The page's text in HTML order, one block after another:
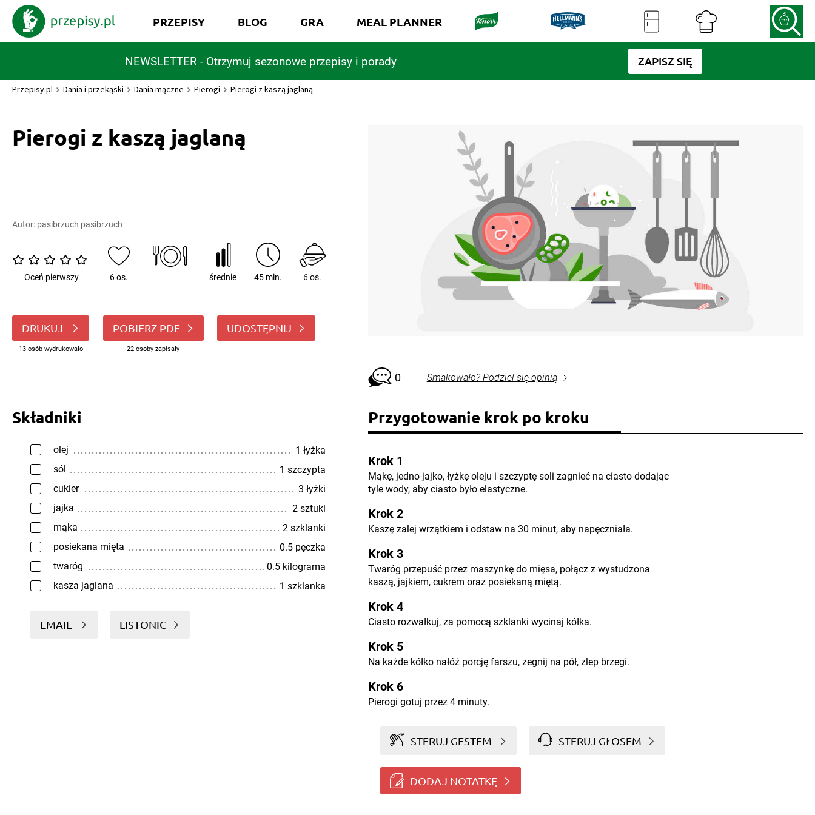
NEWSLETTER - Otrzymuj sezonowe przepisy i porady ZAPISZ SIĘ
PRZEPISY BLOG GRA MEAL PLANNER
Przepisy.pl Dania i przekąski Dania mączne Pierogi Pierogi z kaszą jaglaną
Pierogi z kaszą jaglaną
Autor: pasibrzuch pasibrzuch
Oceń pierwszy 6 os. średnie 45 min. 6 os.
DRUKUJ
13 osób wydrukowało
POBIERZ PDF
22 osoby zapisały
UDOSTĘPNIJ
0 Smakowało? Podziel się opinią
Składniki
olej
1 łyżka
sól
1 szczypta
cukier
3 łyżki
jajka
2 sztuki
mąka
2 szklanki
posiekana mięta
0.5 pęczka
twaróg
0.5 kilograma
kasza jaglana
1 szklanka
EMAIL LISTONIC
Przygotowanie krok po kroku
Krok 1
Mąkę, jedno jajko, łyżkę oleju i szczyptę soli zagnieć na ciasto dodając
tyle wody, aby ciasto było elastyczne.
Krok 2
Kaszę zalej wrzątkiem i odstaw na 30 minut, aby napęczniała.
Krok 3
Twaróg przepuść przez maszynkę do mięsa, połącz z wystudzona
kaszą, jajkiem, cukrem oraz posiekaną miętą.
Krok 4
Ciasto rozwałkuj, za pomocą szklanki wycinaj kółka.
Krok 5
Na każde kółko nałóż porcję farszu, zegnij na pół, zlep brzegi.
Krok 6
Pierogi gotuj przez 4 minuty.
STERUJ GESTEM STERUJ GŁOSEM
DODAJ NOTATKĘ